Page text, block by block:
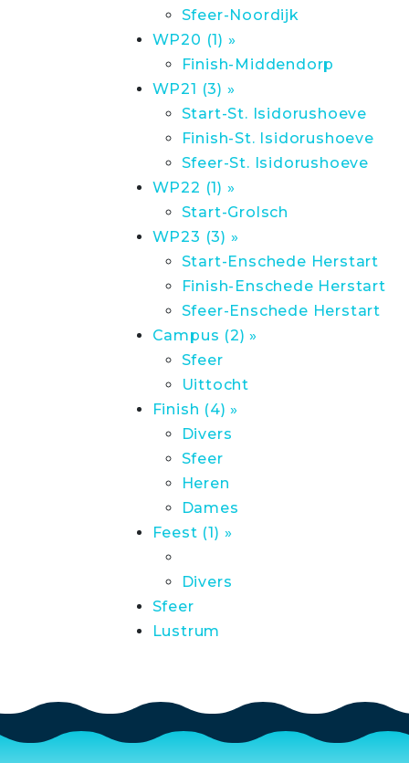
Sfeer-Noordijk
WP20 (1) »
Finish-Middendorp
WP21 (3) »
Start-St. Isidorushoeve
Finish-St. Isidorushoeve
Sfeer-St. Isidorushoeve
WP22 (1) »
Start-Grolsch
WP23 (3) »
Start-Enschede Herstart
Finish-Enschede Herstart
Sfeer-Enschede Herstart
Campus (2) »
Sfeer
Uittocht
Finish (4) »
Divers
Sfeer
Heren
Dames
Feest (1) »
Divers
Sfeer
Lustrum